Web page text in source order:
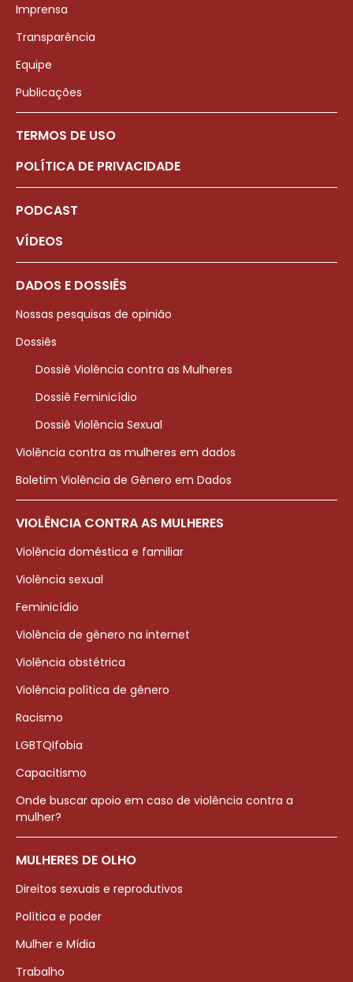
Imprensa
Transparência
Equipe
Publicações
TERMOS DE USO
POLÍTICA DE PRIVACIDADE
PODCAST
VÍDEOS
DADOS E DOSSIÊS
Nossas pesquisas de opinião
Dossiês
Dossiê Violência contra as Mulheres
Dossiê Feminicídio
Dossiê Violência Sexual
Violência contra as mulheres em dados
Boletim Violência de Gênero em Dados
VIOLÊNCIA CONTRA AS MULHERES
Violência doméstica e familiar
Violência sexual
Feminicídio
Violência de gênero na internet
Violência obstétrica
Violência política de gênero
Racismo
LGBTQIfobia
Capacitismo
Onde buscar apoio em caso de violência contra a
mulher?
MULHERES DE OLHO
Direitos sexuais e reprodutivos
Política e poder
Mulher e Mídia
Trabalho